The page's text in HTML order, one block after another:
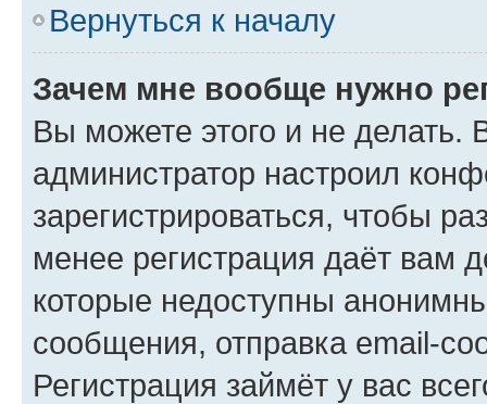
Вернуться к началу
Зачем мне вообще нужно
Вы можете этого и не делать.
администратор настроил
зарегистрироваться, чтобы
менее регистрация даёт вам
которые недоступны
сообщения, отправка email-
Регистрация займёт у вас